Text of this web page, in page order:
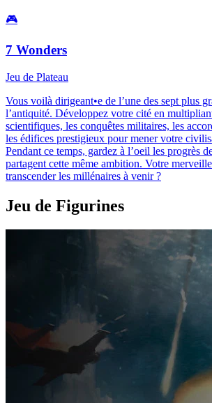
🎮
7 Wonders
Jeu de Plateau
Vous voilà dirigeant•e de l’une des sept plus
l’antiquité. Développez votre cité en
scientifiques, les conquêtes militaires, les
les édifices prestigieux pour mener votre
Pendant ce temps, gardez à l’oeil les progrès
partagent cette même ambition. Votre
transcender les millénaires à venir ?
Jeu de Figurines